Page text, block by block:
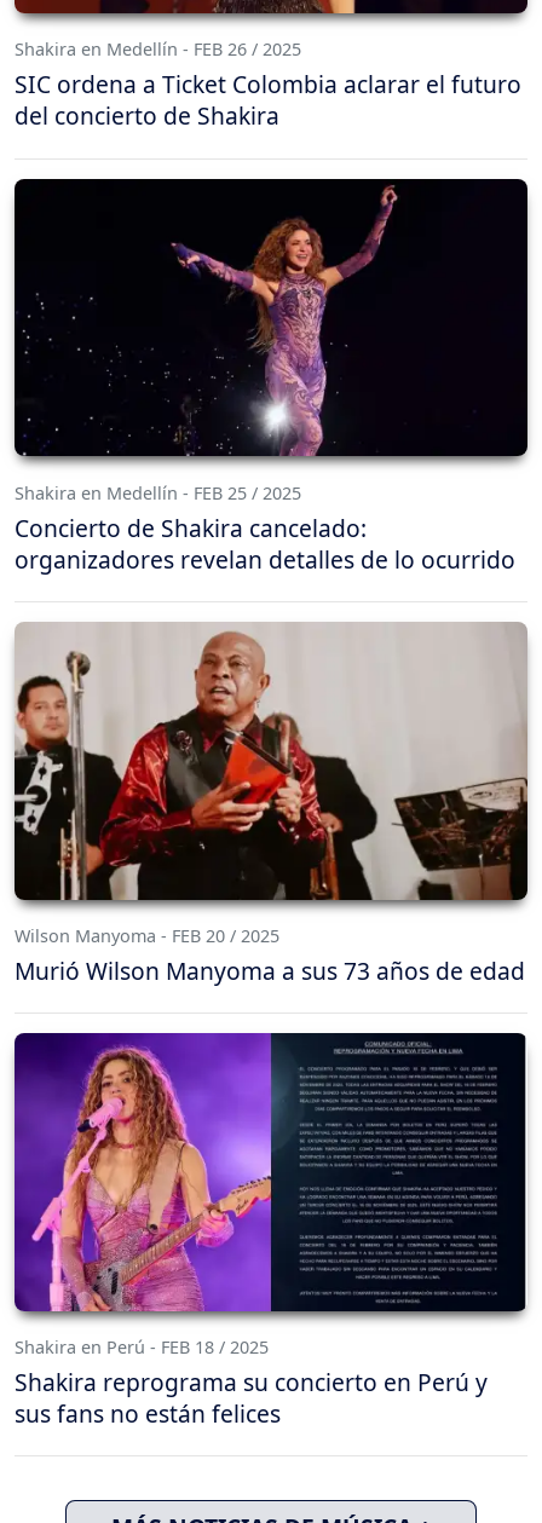
Shakira en Medellín - FEB 26 / 2025
SIC ordena a Ticket Colombia aclarar el futuro
del concierto de Shakira
Shakira en Medellín - FEB 25 / 2025
Concierto de Shakira cancelado:
organizadores revelan detalles de lo ocurrido
Wilson Manyoma - FEB 20 / 2025
Murió Wilson Manyoma a sus 73 años de edad
Shakira en Perú - FEB 18 / 2025
Shakira reprograma su concierto en Perú y
sus fans no están felices